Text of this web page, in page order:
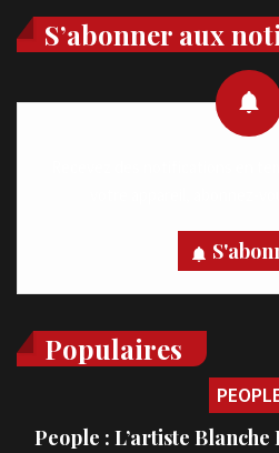
S’abonner aux
Populaires
People : L’artiste